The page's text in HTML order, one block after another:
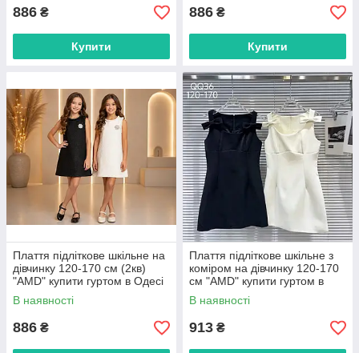
886 ₴
Купити
886 ₴
Купити
Плаття підліткове шкільне на
дівчинку 120-170 см (2кв)
"AMD" купити гуртом в Одесі
на 7км
В наявності
886 ₴
Плаття підліткове шкільне з
коміром на дівчинку 120-170
см "AMD" купити гуртом в
Одесі на 7км
В наявності
913 ₴